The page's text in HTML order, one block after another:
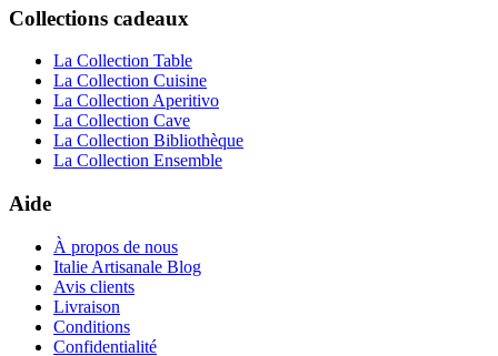
Collections cadeaux
La Collection Table
La Collection Cuisine
La Collection Aperitivo
La Collection Cave
La Collection Bibliothèque
La Collection Ensemble
Aide
À propos de nous
Italie Artisanale Blog
Avis clients
Livraison
Conditions
Confidentialité